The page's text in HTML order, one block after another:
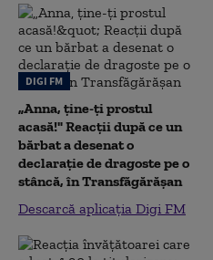
DIGI FM
„Anna, ţine-ţi prostul
acasă!" Reacţii după ce un
bărbat a desenat o
declaraţie de dragoste pe o
stâncă, în Transfăgărăşan
Descarcă aplicația Digi FM